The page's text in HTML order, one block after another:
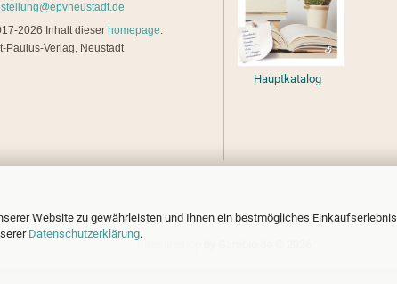
Website zu gewährleisten und Ihnen ein bestmögliches Einkaufserlebnis
Datenschutzerklärung.
2026 Inhalt dieser homepage:
Paulus-Verlag, Neustadt
Hauptkatalog
Internetshop